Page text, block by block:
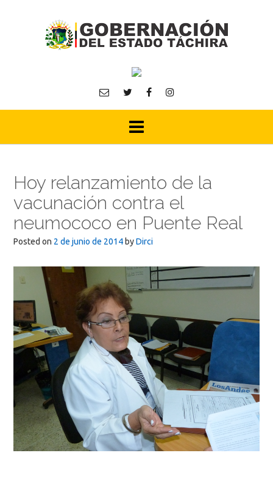
Hoy relanzamiento de la
vacunación contra el
neumococo en Puente Real
Posted on 2 de junio de 2014 byDirci